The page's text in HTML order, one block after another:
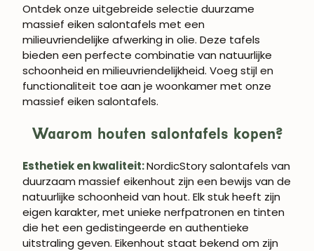
Ontdek onze uitgebreide selectie duurzame
massief eiken salontafels met een
milieuvriendelijke afwerking in olie. Deze tafels
bieden een perfecte combinatie van natuurlijke
schoonheid en milieuvriendelijkheid. Voeg stijl en
functionaliteit toe aan je woonkamer met onze
massief eiken salontafels.
Waarom houten salontafels kopen?
Esthetiek en kwaliteit:NordicStory salontafels van
duurzaam massief eikenhout zijn een bewijs van de
natuurlijke schoonheid van hout. Elk stuk heeft zijn
eigen karakter, met unieke nerfpatronen en tinten
die het een gedistingeerde en authentieke
uitstraling geven. Eikenhout staat bekend om zijn